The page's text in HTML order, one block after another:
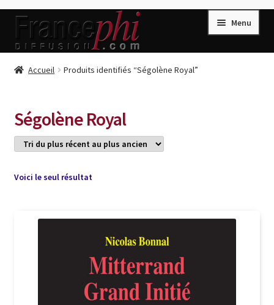
Aller
la
Aller
contenu
Menu
Accueil
Caisse
Compte
Conditions de Vente
Connection
Listes d’Envies
Livres de Peter Randa
Livres de Philippe Randa
Login Customizer
Accueil Produits identifiés “Ségolène Royal”
Ségolène Royal
Voici le seul résultat